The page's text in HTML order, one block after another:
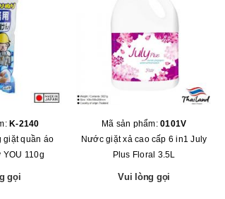
K-2140
giặt quần áo
YOU 110g
gọi
Mã sản phẩm:0101V
N­ước giặt xả cao cấp 6 in1 July
Plus Floral 3.5L
Vui lòng gọi